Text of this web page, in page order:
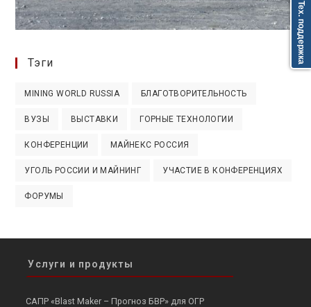
Тэги
MINING WORLD RUSSIA БЛАГОТВОРИТЕЛЬНОСТЬ
ВУЗЫ ВЫСТАВКИ ГОРНЫЕ ТЕХНОЛОГИИ
КОНФЕРЕНЦИИ МАЙНЕКС РОССИЯ
УГОЛЬ РОССИИ И МАЙНИНГ УЧАСТИЕ В КОНФЕРЕНЦИЯХ
ФОРУМЫ
Услуги и продукты
САПР «Blast Maker – Прогноз БВР» для ОГР
Тех. поддержка